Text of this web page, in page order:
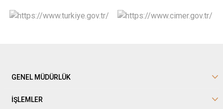
GENEL MÜDÜRLÜK
İŞLEMLER